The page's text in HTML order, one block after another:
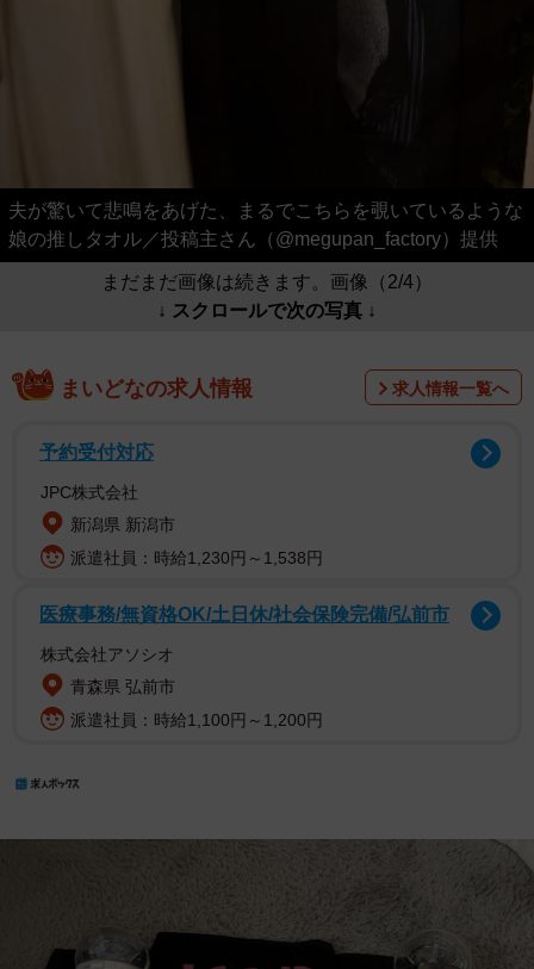
夫が驚いて悲鳴をあげた、まるでこちらを覗いているような
娘の推しタオル／投稿主さん（@megupan_factory）提供
まだまだ画像は続きます。画像（2/4）
↓ スクロールで次の写真 ↓
まいどなの求人情報 求人情報一覧へ
予約受付対応
JPC株式会社
新潟県 新潟市
派遣社員：時給1,230円～1,538円
医療事務/無資格OK/土日休/社会保険完備/弘前市
株式会社アソシオ
青森県 弘前市
派遣社員：時給1,100円～1,200円